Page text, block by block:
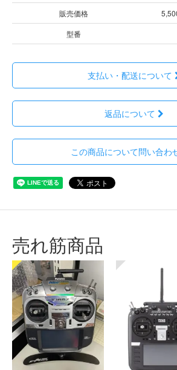
販売価格
型番
支払い・配送について
返品について
この商品について問い合わ
売れ筋商品